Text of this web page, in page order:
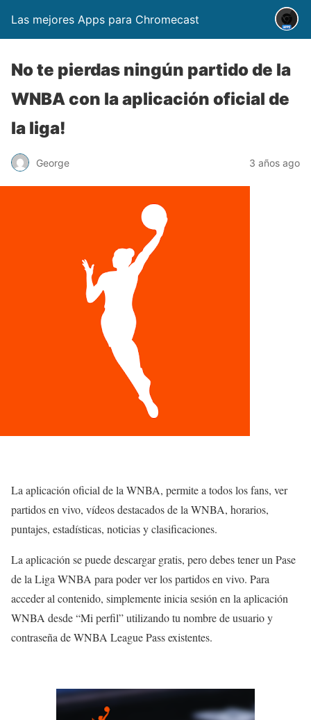
Las mejores Apps para Chromecast
No te pierdas ningún partido de la
WNBA con la aplicación oficial de
la liga!
George 3 años ago
La aplicación oficial de la WNBA, permite a todos los fans, ver
partidos en vivo, vídeos destacados de la WNBA, horarios,
puntajes, estadísticas, noticias y clasificaciones.
La aplicación se puede descargar gratis, pero debes tener un Pase
de la Liga WNBA para poder ver los partidos en vivo. Para
acceder al contenido, simplemente inicia sesión en la aplicación
WNBA desde “Mi perfil” utilizando tu nombre de usuario y
contraseña de WNBA League Pass existentes.